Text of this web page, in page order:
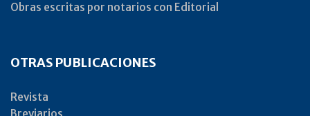
Obras escritas por notarios con Editorial
OTRAS PUBLICACIONES
Revista